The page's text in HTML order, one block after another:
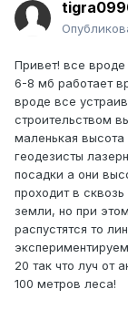
Привет! все вроде
6-8 мб работает
вроде все
строительством
маленькая
геодезисты
посадки а они
проходит в
земли, но при
распустятся то
20 так что луч от
100 метров леса!